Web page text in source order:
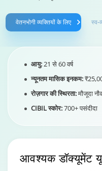
वेतनभोगी व्यक्तियों के लिए स्व-
आयु:21 से 60 वर्ष
न्यूनतम मासिक इनकम:
रोज़गार की स्थिरता:मौजूदा
CIBIL स्कोर:700+ पसंदीदा
आवश्यक डॉक्यूमेंट